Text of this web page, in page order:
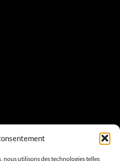
utilisons des technologies telles